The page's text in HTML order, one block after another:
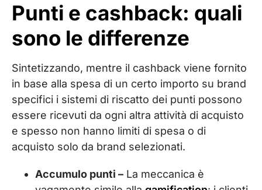
Punti e cashback: quali
sono le differenze
Sintetizzando, mentre il cashback viene fornito
in base alla spesa di un certo importo su brand
specifici i sistemi di riscatto dei punti possono
essere ricevuti da ogni altra attività di acquisto
e spesso non hanno limiti di spesa o di
acquisto solo da brand selezionati.
Accumulo punti – La meccanica è